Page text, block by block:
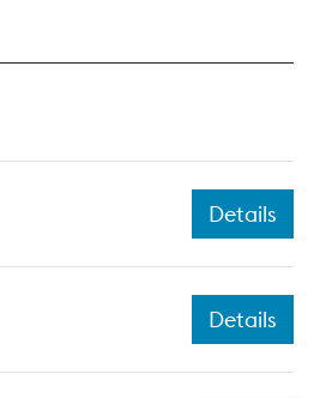
Details
Details